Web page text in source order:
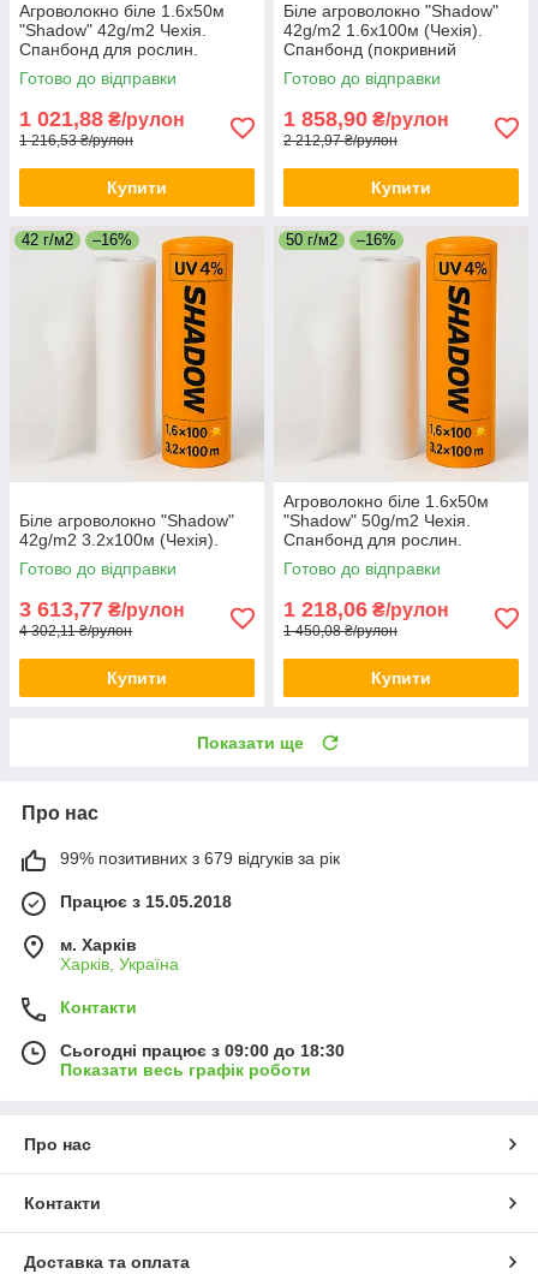
Агроволокно біле 1.6х50м
"Shadow" 42g/m2 Чехія.
Спанбонд для рослин.
Готово до відправки
1 021,88 ₴/рулон
1 216,53 ₴/рулон
Купити
Біле агроволокно "Shadow"
42g/m2 1.6х100м (Чехія).
Спанбонд (покривний
матеріал). Ширина 1.60.
Готово до відправки
1 858,90 ₴/рулон
2 212,97 ₴/рулон
Купити
42 г/м2 –16%
Біле агроволокно "Shadow"
42g/m2 3.2х100м (Чехія).
Готово до відправки
3 613,77 ₴/рулон
4 302,11 ₴/рулон
Купити
50 г/м2 –16%
Агроволокно біле 1.6х50м
"Shadow" 50g/m2 Чехія.
Спанбонд для рослин.
Готово до відправки
1 218,06 ₴/рулон
1 450,08 ₴/рулон
Купити
Показати ще
Про нас
99% позитивних з 679 відгуків за рік
Працює з 15.05.2018
м. Харків
Харків, Україна
Контакти
Сьогодні працює з 09:00 до 18:30
Показати весь графік роботи
Про нас
Контакти
Доставка та оплата